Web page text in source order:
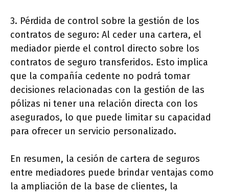
3. Pérdida de control sobre la gestión de los
contratos de seguro: Al ceder una cartera, el
mediador pierde el control directo sobre los
contratos de seguro transferidos. Esto implica
que la compañía cedente no podrá tomar
decisiones relacionadas con la gestión de las
pólizas ni tener una relación directa con los
asegurados, lo que puede limitar su capacidad
para ofrecer un servicio personalizado.
En resumen, la cesión de cartera de seguros
entre mediadores puede brindar ventajas como
la ampliación de la base de clientes, la